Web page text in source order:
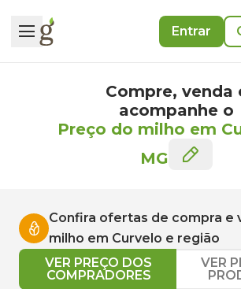
Entrar
Compre, venda
acompanhe o
Preço do milho em
MG
Confira ofertas de compra e
milho em Curvelo e região
VER PREÇO DOS
COMPRADORES
VER